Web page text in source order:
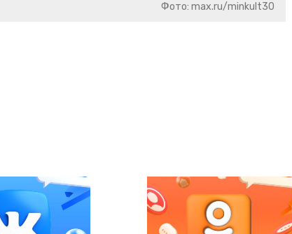
Фото: max.ru/minkult30